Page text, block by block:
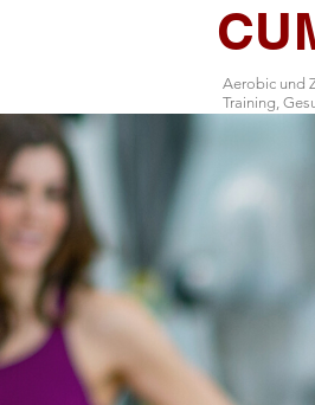
Aerobic und
Training,